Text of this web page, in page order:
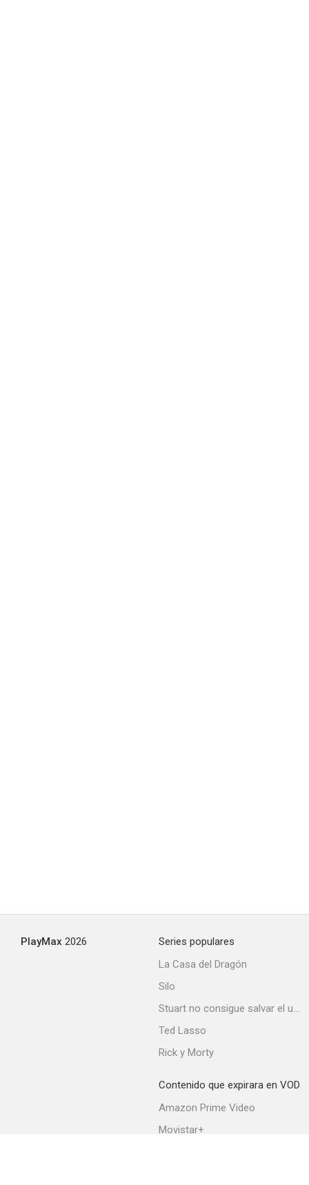
PlayMax 2026
Series populares
La Casa del Dragón
Silo
Stuart no consigue salvar el universo
Ted Lasso
Rick y Morty
Contenido que expirara en VOD
Amazon Prime Video
Movistar+